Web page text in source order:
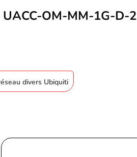
OM-MM-1G-D-2
divers Ubiquiti